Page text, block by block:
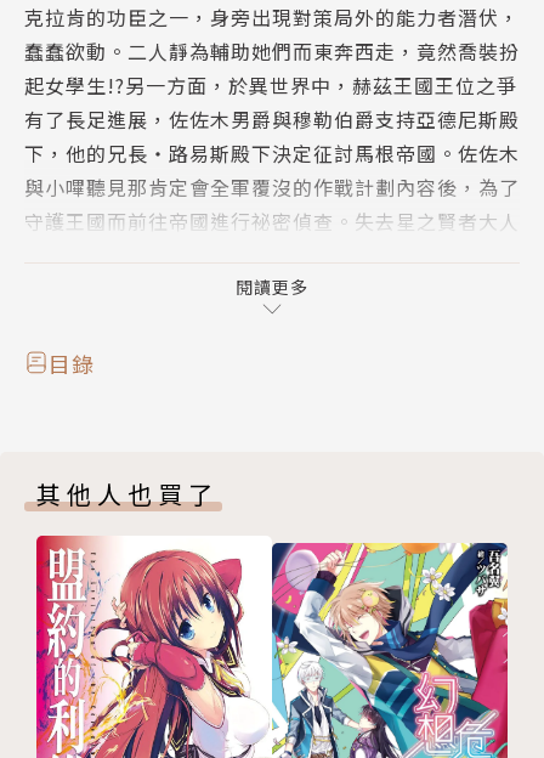
克拉肯的功臣之一，身旁出現對策局外的能力者潛伏，
蠢蠢欲動。二人靜為輔助她們而東奔西走，竟然喬裝扮
起女學生!?另一方面，於異世界中，赫茲王國王位之爭
有了長足進展，佐佐木男爵與穆勒伯爵支持亞德尼斯殿
下，他的兄長‧路易斯殿下決定征討馬根帝國。佐佐木
與小嗶聽見那肯定會全軍覆沒的作戰計劃內容後，為了
守護王國而前往帝國進行祕密偵查。失去星之賢者大人
五集中，赫茲王國兩位王子的王位之爭將迎來最終大結
局！佐佐木是否能拯救星之賢者大人憂國憂民的心意
呢？
閱讀更多
目錄
其他人也買了